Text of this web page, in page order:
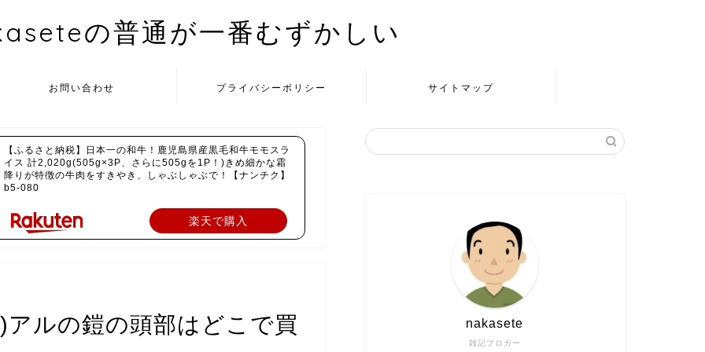
の普通が一番むずかしい
お問い合わせ プライバシーポリシー サイトマップ
【ふるさと納税】日本一の和牛！鹿児島県産黒毛和牛モモスラ
イス 計2,020g(505g×3P、さらに505gを1P！)きめ細かな霜
降りが特徴の牛肉をすきやき、しゃぶしゃぶで！【ナンチク】
b5-080
楽天で購入
ルの鎧の頭部はどこで買
雑記ブロガー
nakasete